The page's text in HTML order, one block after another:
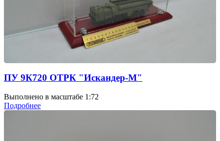
ПУ 9К720 ОТРК "Искандер-М"
Выполнено в масштабе 1:72
Подробнее